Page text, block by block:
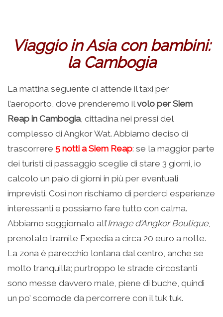
Viaggio in Asia con bambini:
la Cambogia
La mattina seguente ci attende il taxi per
l’aeroporto, dove prenderemo il volo per Siem
Reap in Cambogia, cittadina nei pressi del
complesso di Angkor Wat. Abbiamo deciso di
trascorrere 5 notti a Siem Reap: se la maggior parte
dei turisti di passaggio sceglie di stare 3 giorni, io
calcolo un paio di giorni in più per eventuali
imprevisti. Così non rischiamo di perderci esperienze
interessanti e possiamo fare tutto con calma.
Abbiamo soggiornato all’Image d’Angkor Boutique,
prenotato tramite Expedia a circa 20 euro a notte.
La zona è parecchio lontana dal centro, anche se
molto tranquilla; purtroppo le strade circostanti
sono messe davvero male, piene di buche, quindi
un po’ scomode da percorrere con il tuk tuk.